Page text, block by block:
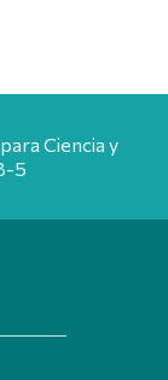
Ciencia y
5